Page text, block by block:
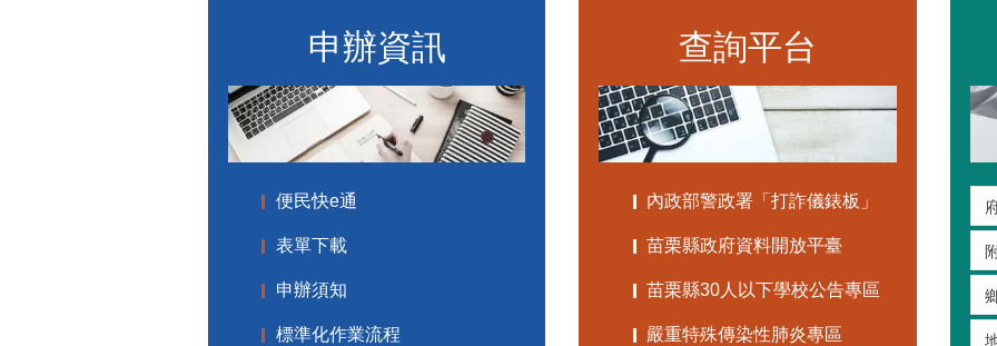
申辦資訊
便民快e通
表單下載
申辦須知
標準化作業流程
查詢平台
內政部警政署「打詐儀錶板」
苗栗縣政府資料開放平臺
苗栗縣30人以下學校公告專區
嚴重特殊傳染性肺炎專區